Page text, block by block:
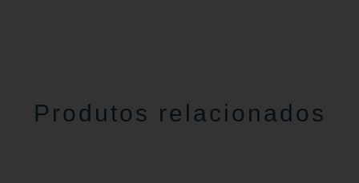
Produtos relacionados